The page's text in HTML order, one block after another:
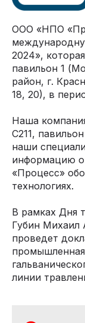
ООО «НПО
2024»,
павильон 1
район, г.
18, 20), в
Наша
С211,
наши
информацию
«Процесс»
технологиях.
В рамках Дня
Губин Михаил
проведет
промышленная
линии